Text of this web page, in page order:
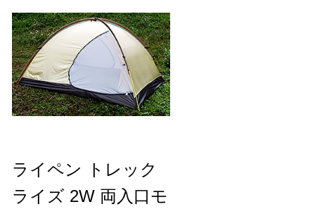
ライペン トレック
ライズ 2W 両入口モ